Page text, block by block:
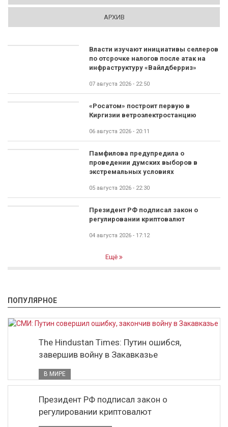
АРХИВ
Власти изучают инициативы селлеров
по отсрочке налогов после атак на
инфраструктуру «Вайлдберриз»
07 августа 2026 - 22:50
«Росатом» построит первую в
Киргизии ветроэлектростанцию
06 августа 2026 - 20:11
Памфилова предупредила о
проведении думских выборов в
экстремальных условиях
05 августа 2026 - 22:30
Президент РФ подписал закон о
регулировании криптовалют
04 августа 2026 - 17:12
Ещё
ПОПУЛЯРНОЕ
The Hindustan Times: Путин ошибся,
завершив войну в Закавказье
В МИРЕ
Президент РФ подписал закон о
регулировании криптовалют